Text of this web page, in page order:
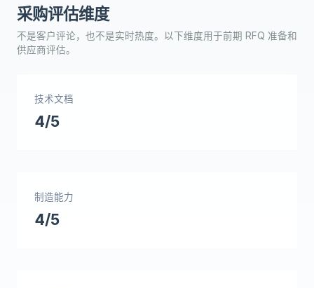
采购评估维度
不是客户评论，也不是实时热度。以下维度用于前期 RFQ 准备和
供应商评估。
技术文档
4/5
制造能力
4/5